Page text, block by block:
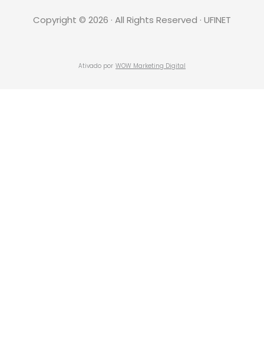
Copyright © 2026 · All Rights Reserved · UFINET
Ativado por WOW Marketing Digital